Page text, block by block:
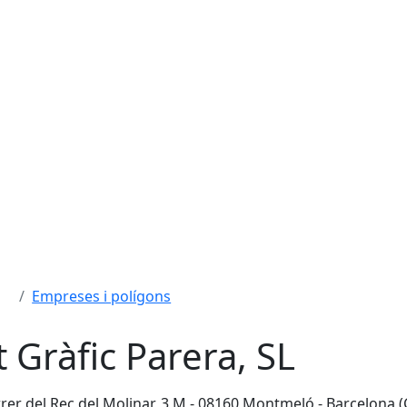
Empreses i polígons
Gràfic Parera, SL